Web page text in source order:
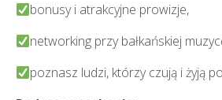
bonusy i atrakcyjne prowizje,
networking przy bałkańskiej
poznasz ludzi, którzy czują i żyją